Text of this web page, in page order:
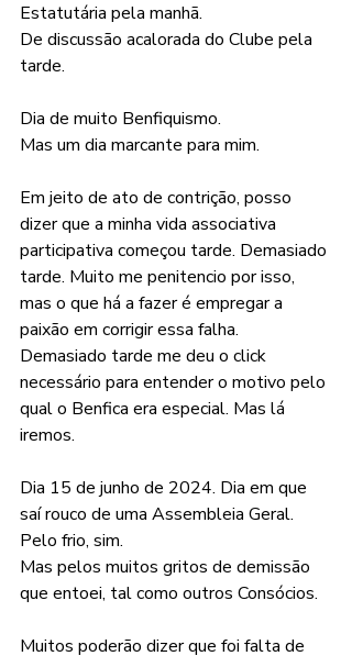
Estatutária pela manhã.
De discussão acalorada do Clube pela
tarde.
Dia de muito Benfiquismo.
Mas um dia marcante para mim.
Em jeito de ato de contrição, posso
dizer que a minha vida associativa
participativa começou tarde. Demasiado
tarde. Muito me penitencio por isso,
mas o que há a fazer é empregar a
paixão em corrigir essa falha.
Demasiado tarde me deu o click
necessário para entender o motivo pelo
qual o Benfica era especial. Mas lá
iremos.
Dia 15 de junho de 2024. Dia em que
saí rouco de uma Assembleia Geral.
Pelo frio, sim.
Mas pelos muitos gritos de demissão
que entoei, tal como outros Consócios.
Muitos poderão dizer que foi falta de